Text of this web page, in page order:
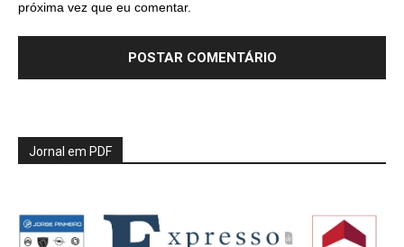
próxima vez que eu comentar.
Jornal em PDF